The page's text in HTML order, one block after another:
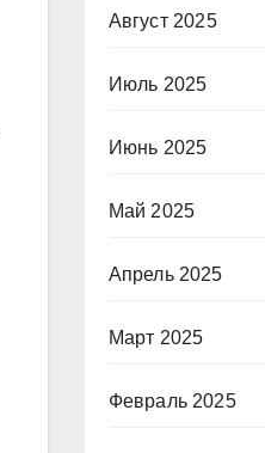
Август 2025
Июль 2025
Июнь 2025
Май 2025
Апрель 2025
Март 2025
Февраль 2025